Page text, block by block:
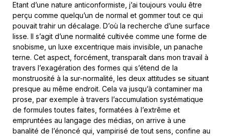
Etant d’une nature anticonformiste, j’ai toujours voulu être
perçu comme quelqu’un de normal et gommer tout ce qui
pouvait trahir un décalage. D’où la recherche d’une surface
lisse. Il s’agit d’une normalité cultivée comme une forme de
snobisme, un luxe excentrique mais invisible, un panache
terne. Cet aspect, forcément, transparaît dans mon travail à
travers l’exagération des formes qui s’étend de la
monstruosité à la sur-normalité, les deux attitudes se situant
presque au même endroit. Cela va jusqu’à contaminer ma
prose, par exemple à travers l’accumulation systématique
de formules toutes faites, formatées à l’extrême et
empruntées au langage des médias, on arrive à une
banalité de l’énoncé qui, vampirisé de tout sens, confine au